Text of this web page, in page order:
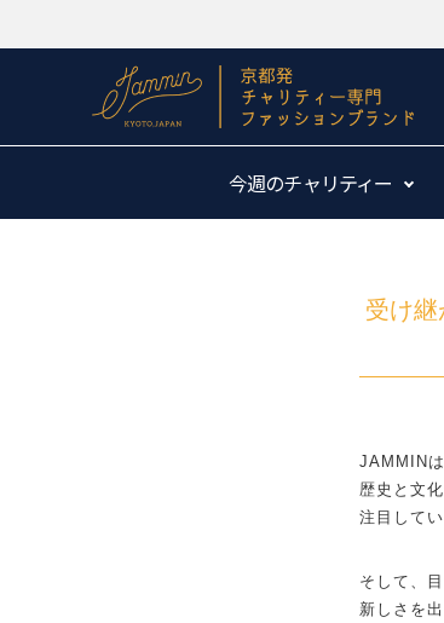
今週のチャリティー
受け
JAMMINは
歴史と文
注目してい
そして、
新しさを